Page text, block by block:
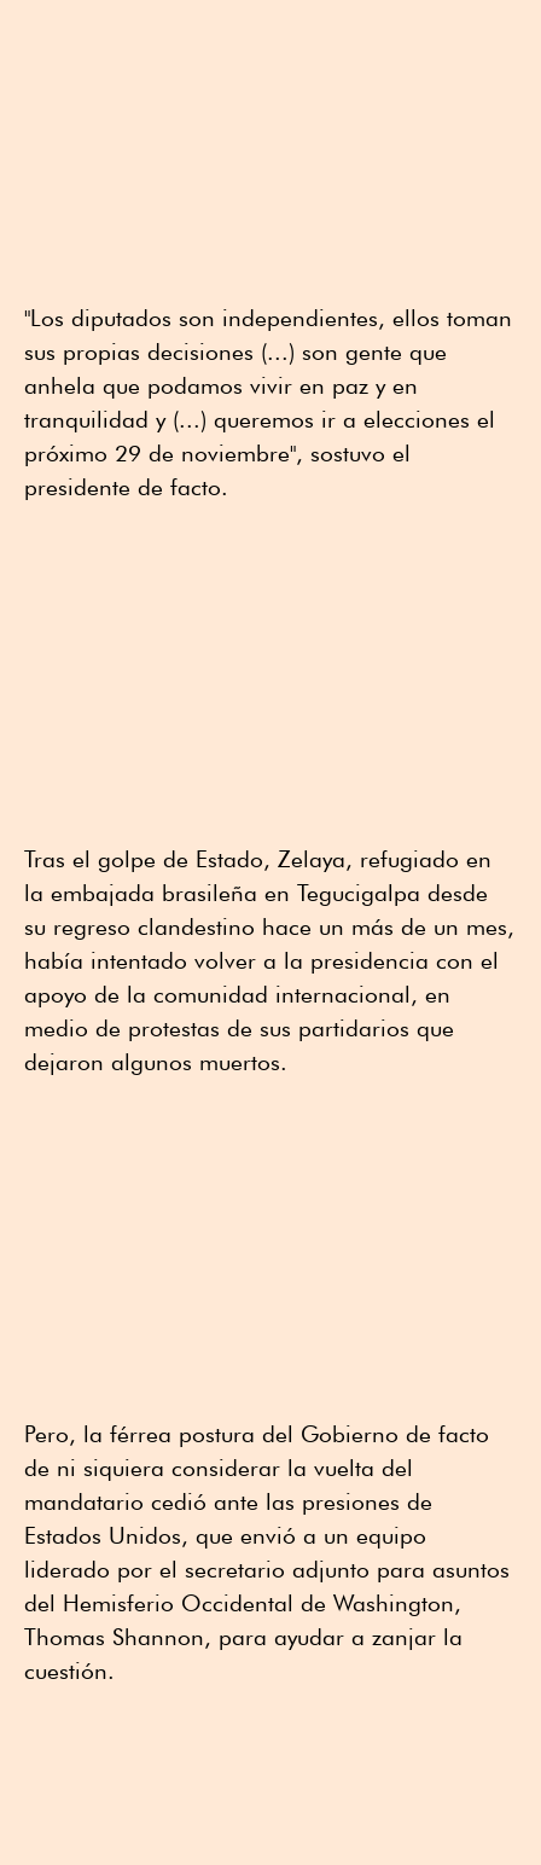
"Los diputados son independientes, ellos toman
sus propias decisiones (...) son gente que
anhela que podamos vivir en paz y en
tranquilidad y (...) queremos ir a elecciones el
próximo 29 de noviembre", sostuvo el
presidente de facto.
Tras el golpe de Estado, Zelaya, refugiado en
la embajada brasileña en Tegucigalpa desde
su regreso clandestino hace un más de un mes,
había intentado volver a la presidencia con el
apoyo de la comunidad internacional, en
medio de protestas de sus partidarios que
dejaron algunos muertos.
Pero, la férrea postura del Gobierno de facto
de ni siquiera considerar la vuelta del
mandatario cedió ante las presiones de
Estados Unidos, que envió a un equipo
liderado por el secretario adjunto para asuntos
del Hemisferio Occidental de Washington,
Thomas Shannon, para ayudar a zanjar la
cuestión.